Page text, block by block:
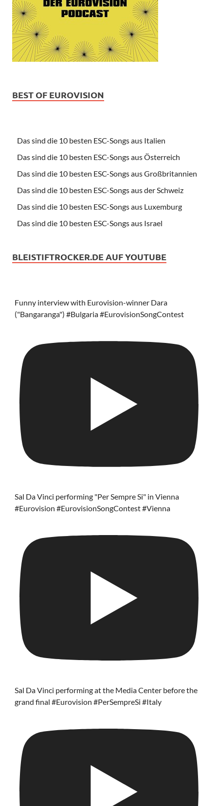
BEST OF EUROVISION
Das sind die 10 besten ESC-Songs aus Italien
Das sind die 10 besten ESC-Songs aus Österreich
Das sind die 10 besten ESC-Songs aus Großbritannien
Das sind die 10 besten ESC-Songs aus der Schweiz
Das sind die 10 besten ESC-Songs aus Luxemburg
Das sind die 10 besten ESC-Songs aus Israel
BLEISTIFTROCKER.DE AUF YOUTUBE
Funny interview with Eurovision-winner Dara
("Bangaranga") #Bulgaria #EurovisionSongContest
Sal Da Vinci performing "Per Sempre Si" in Vienna
#Eurovision #EurovisionSongContest #Vienna
Sal Da Vinci performing at the Media Center before the
grand final #Eurovision #PerSempreSi #Italy